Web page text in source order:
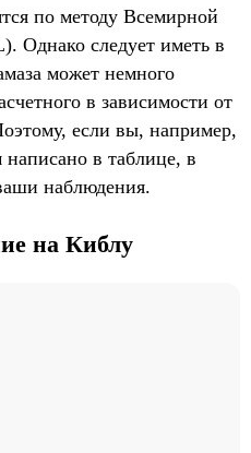
по методу Всемирной
Однако следует иметь в
может немного
в зависимости от
если вы, например,
в таблице, в
наблюдения.
на Киблу